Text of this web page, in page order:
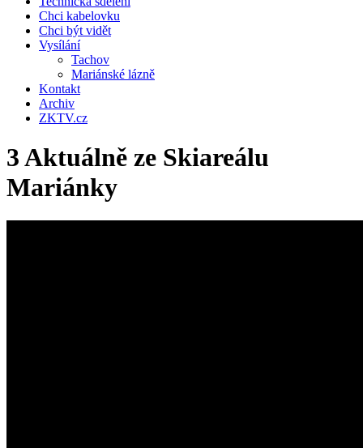
Chci kabelovku
Chci být vidět
Vysílání
Tachov
Mariánské lázně
Kontakt
Archiv
ZKTV.cz
3 Aktuálně ze Skiareálu
Mariánky